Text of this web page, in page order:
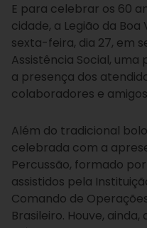
E para celebrar os 60
cidade, a Legião da
sexta-feira, dia 27, em
Assistência Social,
a presença dos
colaboradores e
Além do tradicional
celebrada com a
Percussão, formado
assistidos pela
Comando de
Brasileiro. Houve,